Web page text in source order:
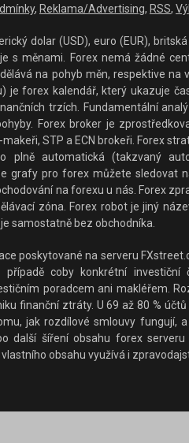
, Reklama/Advertising, RSS,
dolar (USD), euro (EUR),
s měnami. Forex nemá žádné
na pohyb měn, respektive
je forex kalendář, který ukazuje
trzích. Fundamentální
Forex broker je
STP a ECN brokeři. Forex
plně automatická (takzvaný
grafy pro forex můžete sledovat
na forexu u nás. Forex
zóna. Forex robot je jiný
samostatně bez obchodníka.
poskytované na serveru
coby konkrétní investiční
poradcem ani makléřem.
finanční ztráty. U 69 až 80 %
jak rozdílové smlouvy fungují,
další šíření obsahu forex
vlastního obsahu využívá i